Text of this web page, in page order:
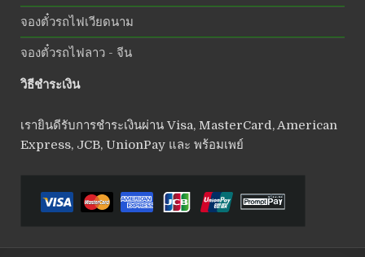
จองตั๋วรถไฟเวียดนาม
จองตั๋วรถไฟลาว - จีน
วิธีชำระเงิน
เรายินดีรับการชำระเงินผ่าน Visa, MasterCard, American
Express, JCB, UnionPay และ พร้อมเพย์